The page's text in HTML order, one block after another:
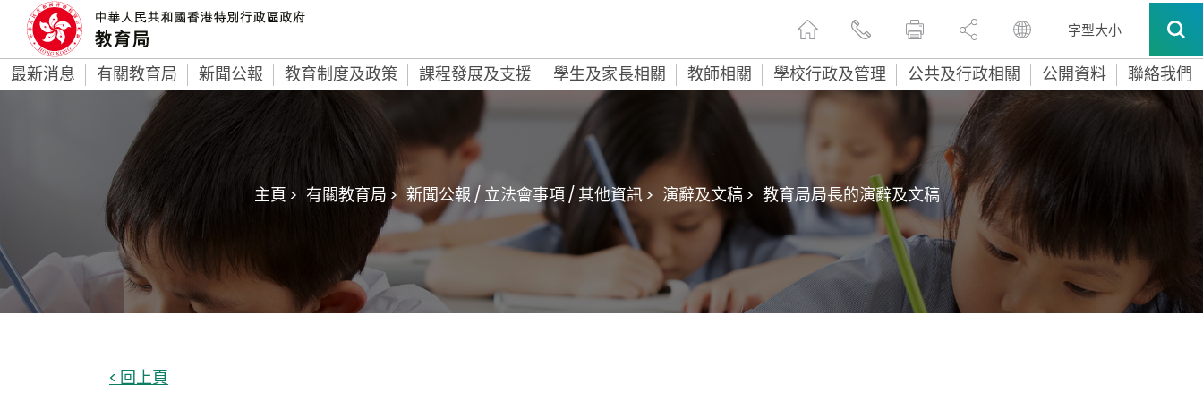
字型大小
最新消息 有關教育局 新聞公報 教育制度及政策 課程發展及支援 學生及家長相關 教師相關 學校行政及管理 公共及行政相關 公開資料 聯絡我們
主頁 > 有關教育局 > 新聞公報 / 立法會事項 / 其他資訊 > 演辭及文稿 > 教育局局長的演辭及文稿
< 回上頁